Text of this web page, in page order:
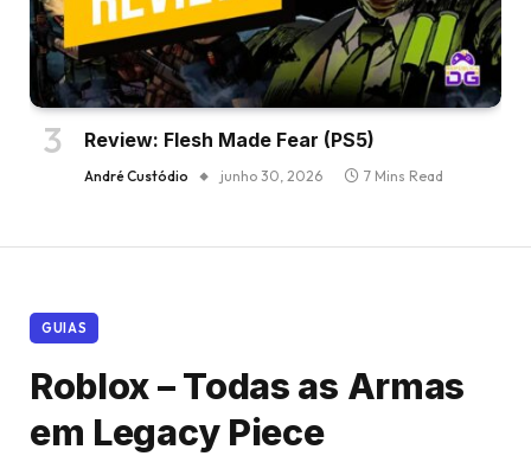
Review: Flesh Made Fear (PS5)
André Custódio junho 30, 2026 7 Mins Read
GUIAS
Roblox – Todas as Armas
em Legacy Piece